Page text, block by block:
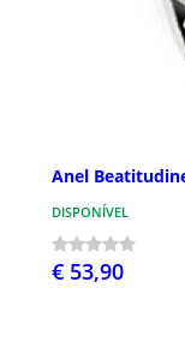
Anel
DISPONÍVEL
€ 53,90